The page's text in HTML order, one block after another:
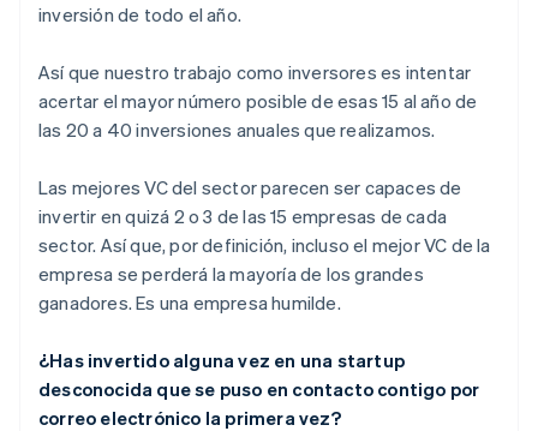
inversión de todo el año.
Así que nuestro trabajo como inversores es intentar
acertar el mayor número posible de esas 15 al año de
las 20 a 40 inversiones anuales que realizamos.
Las mejores VC del sector parecen ser capaces de
invertir en quizá 2 o 3 de las 15 empresas de cada
sector. Así que, por definición, incluso el mejor VC de la
empresa se perderá la mayoría de los grandes
ganadores. Es una empresa humilde.
¿Has invertido alguna vez en una startup
desconocida que se puso en contacto contigo por
correo electrónico la primera vez?